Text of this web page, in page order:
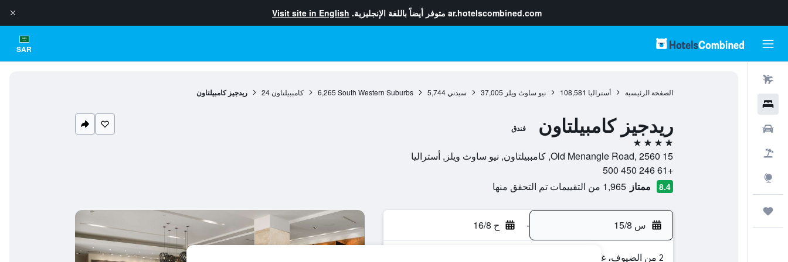
ar.hotelscombined.com متوفر أيضاً باللغة الإنجليزية. Visit site in English
SAR
الصفحة الرئيسية أستراليا 108,581 نيو ساوث ويلز 37,005 سيدني 5,744
South Western Suburbs
6,265 كامببيلتاون 24 ريدجيز كامبيلتاون
ريدجيز كامبيلتاون فندق
4 نجوم
15 Old Menangle Road, 2560, كامببيلتاون, نيو ساوث ويلز, أستراليا
+61 246 450 500
8.4 ممتاز 1,965 من التقييمات تم التحقق منها
س 15/8 - ح 16/8
2 من الضيوف، غرفة واحدة